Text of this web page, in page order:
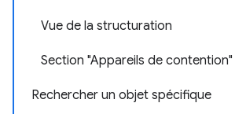
Vue de la structuration
Section "Appareils de contention"
Rechercher un objet spécifique